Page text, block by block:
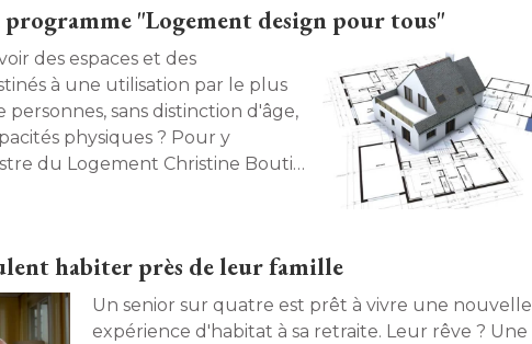
"Logement design pour tous"
des espaces et des
à une utilisation par le plus
sans distinction d'âge,
physiques ? Pour y
du Logement Christine Boutin
aux défis actuels et à venir
un design "durable ". Détails.
habiter près de leur famille
Un senior sur quatre est prêt à vivre une nouvelle
expérience d'habitat à sa retraite. Leur rêve ? Une